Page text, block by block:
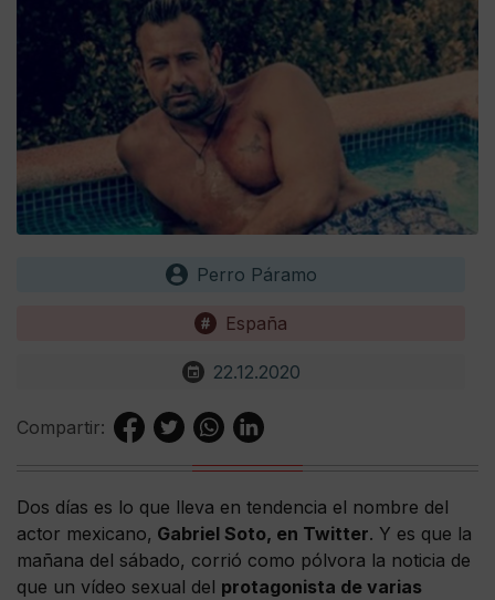
Perro Páramo
España
22.12.2020
Compartir:
Dos días es lo que lleva en tendencia el nombre del
actor mexicano, Gabriel Soto, en Twitter. Y es que la
mañana del sábado, corrió como pólvora la noticia de
que un vídeo sexual del protagonista de varias